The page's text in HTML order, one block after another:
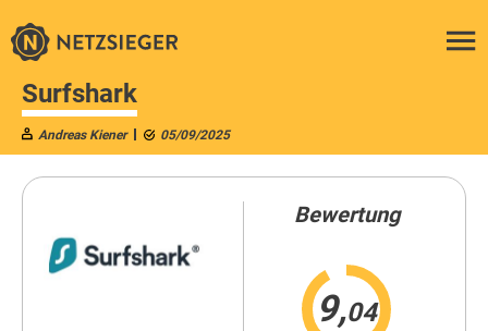
Surfshark
Andreas Kiener 05/09/2025
Bewertung
9,04